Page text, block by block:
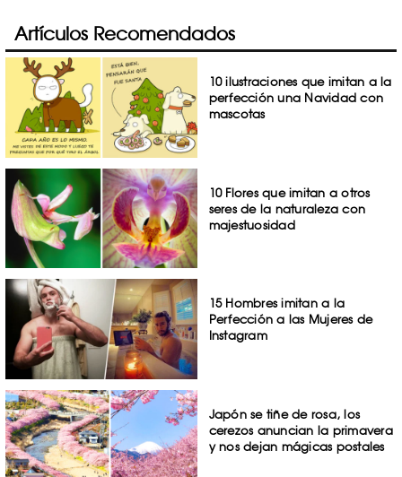
Artículos Recomendados
10 ilustraciones que imitan a la
perfección una Navidad con
mascotas
10 Flores que imitan a otros
seres de la naturaleza con
majestuosidad
15 Hombres imitan a la
Perfección a las Mujeres de
Instagram
Japón se tiñe de rosa, los
cerezos anuncian la primavera
y nos dejan mágicas postales